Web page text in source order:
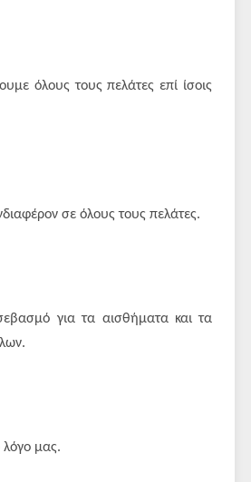
όλους τους πελάτες επί ίσοις
σε όλους τους πελάτες.
για τα αισθήματα και τα
μας.